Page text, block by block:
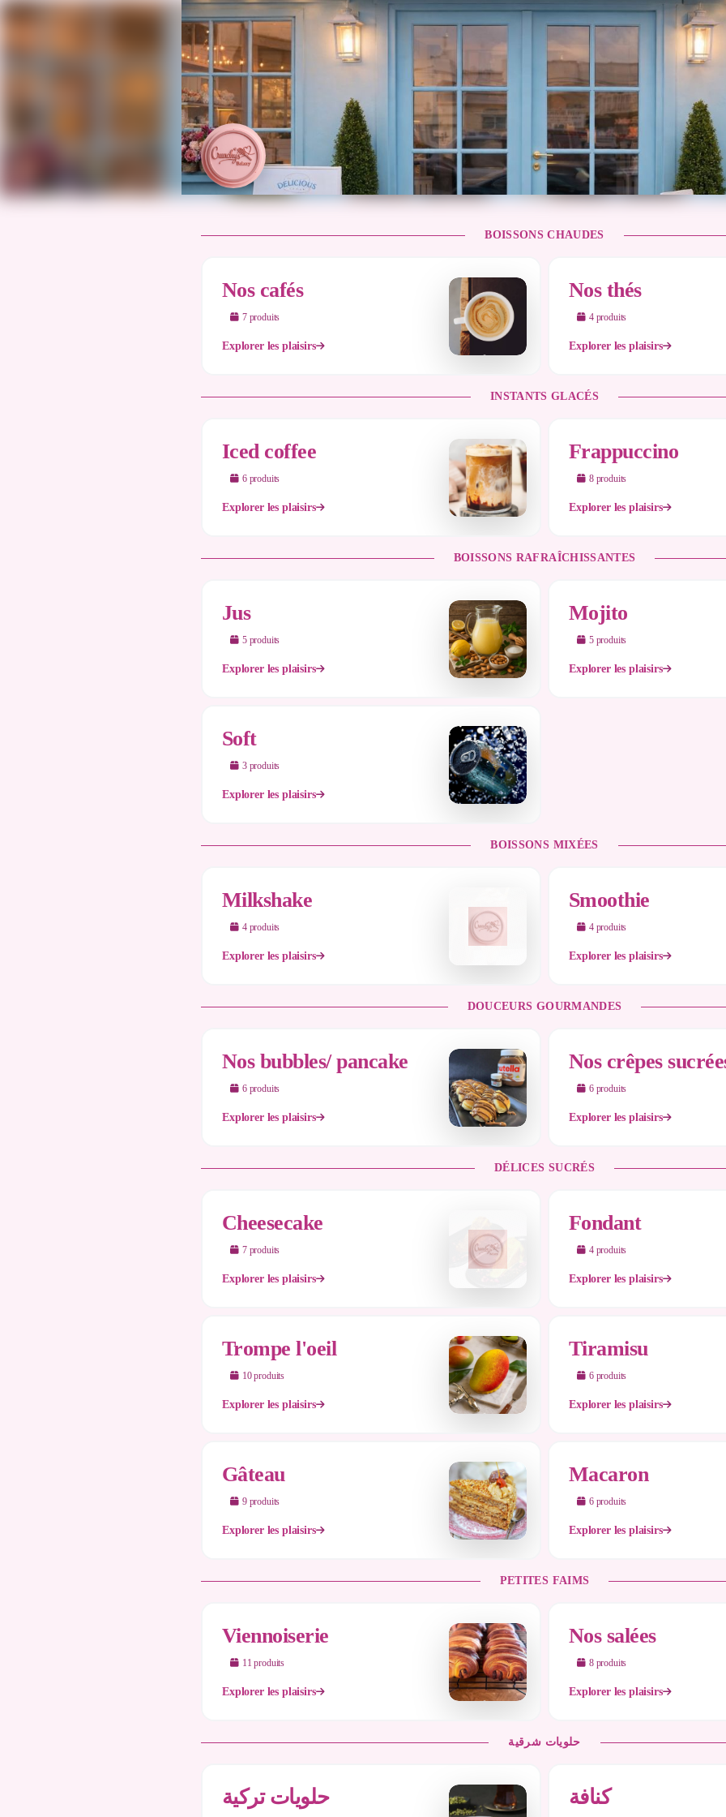
BOISSONS CHAUDES
Nos cafés
7produits
Explorer les plaisirs
Nos thés
4produits
Explorer les plaisirs
INSTANTS GLACÉS
Iced coffee
6produits
Explorer les plaisirs
Frappuccino
8produits
Explorer les plaisirs
BOISSONS RAFRAÎCHISSANTES
Jus
5produits
Explorer les plaisirs
Mojito
5produits
Explorer les plaisirs
Soft
3produits
Explorer les plaisirs
BOISSONS MIXÉES
Milkshake
4produits
Explorer les plaisirs
Smoothie
4produits
Explorer les plaisirs
DOUCEURS GOURMANDES
Nos bubbles/ pancake
6produits
Explorer les plaisirs
Nos crêpes
6produits
Explorer les plaisirs
DÉLICES SUCRÉS
Cheesecake
7produits
Explorer les plaisirs
Fondant
4produits
Explorer les plaisirs
Trompe l'oeil
10produits
Explorer les plaisirs
Tiramisu
6produits
Explorer les plaisirs
Gâteau
9produits
Explorer les plaisirs
Macaron
6produits
Explorer les plaisirs
PETITES FAIMS
Viennoiserie
11 produits
Explorer les plaisirs
Nos salées
8produits
Explorer les plaisirs
حلويات شرقية
حلويات تركية كنافة